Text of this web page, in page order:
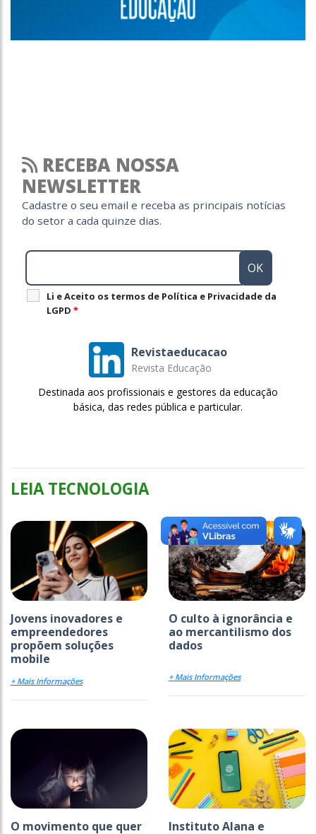
RECEBA NOSSA
NEWSLETTER
Cadastre o seu email e receba as principais notícias
do setor a cada quinze dias.
Li e Aceito os termos de Política e Privacidade da
LGPD *
Revistaeducacao
Revista Educação
Destinada aos profissionais e gestores da educação
básica, das redes pública e particular.
LEIA TECNOLOGIA
Jovens inovadores e
empreendedores
propõem soluções
mobile
+ Mais Informações
O culto à ignorância e
ao mercantilismo dos
dados
+ Mais Informações
O movimento que quer
Instituto Alana e